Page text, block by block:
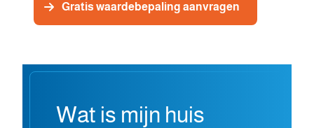
Gratis waardebepaling aanvragen
Wat is mijn huis